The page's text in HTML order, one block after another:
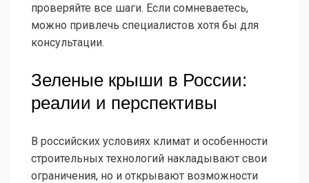
проверяйте все шаги. Если сомневаетесь,
можно привлечь специалистов хотя бы для
консультации.
Зеленые крыши в России:
реалии и перспективы
В российских условиях климат и особенности
строительных технологий накладывают свои
ограничения, но и открывают возможности